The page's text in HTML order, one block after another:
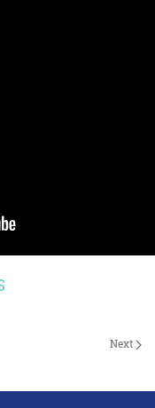
Next